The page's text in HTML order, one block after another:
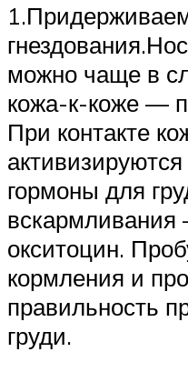
можно чаще в
кожа-к-коже —
При контакте
гормоны для
вскармливания
окситоцин.
кормления и
правильность
груди.